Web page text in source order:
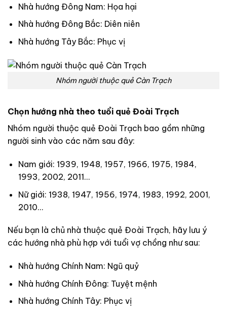
Nhà hướng Đông Nam: Họa hại
Nhà hướng Đông Bắc: Diên niên
Nhà hướng Tây Bắc: Phục vị
Nhóm người thuộc quẻ Càn Trạch
Chọn hướng nhà theo tuổi quẻ Đoài Trạch
Nhóm người thuộc quẻ Đoài Trạch bao gồm những
người sinh vào các năm sau đây:
Nam giới: 1939, 1948, 1957, 1966, 1975, 1984,
1993, 2002, 2011…
Nữ giới: 1938, 1947, 1956, 1974, 1983, 1992, 2001,
2010…
Nếu bạn là chủ nhà thuộc quẻ Đoài Trạch, hãy lưu ý
các hướng nhà phù hợp với tuổi vợ chồng như sau:
Nhà hướng Chính Nam: Ngũ quỷ
Nhà hướng Chính Đông: Tuyệt mệnh
Nhà hướng Chính Tây: Phục vị